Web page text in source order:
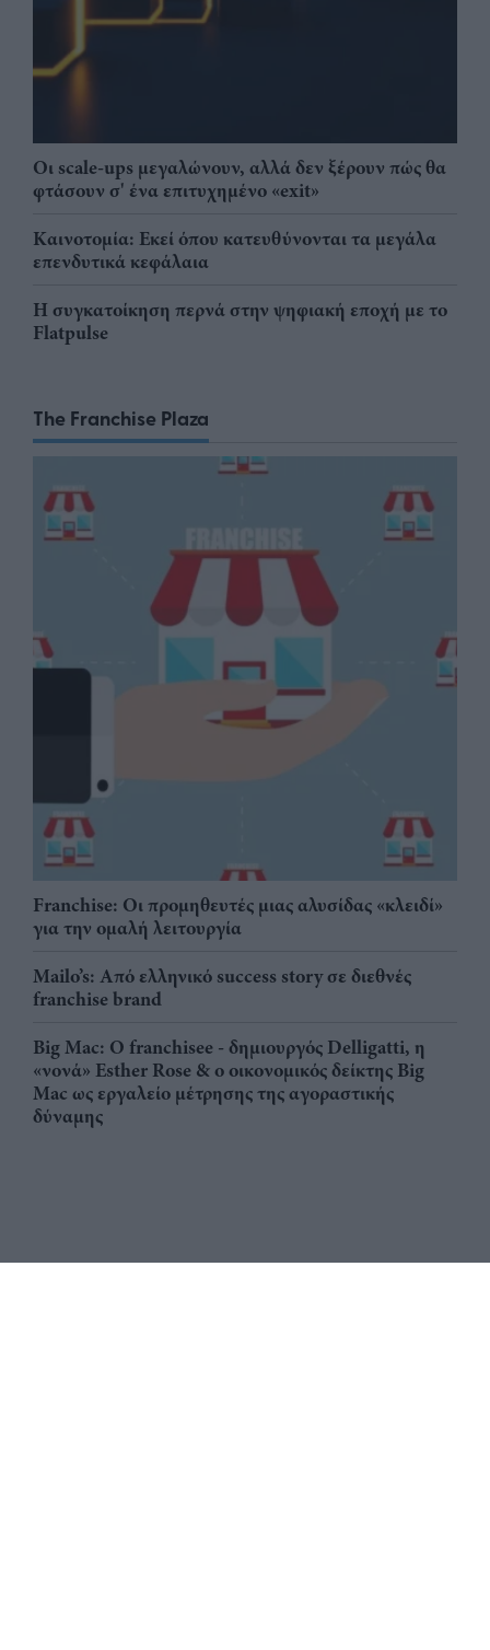
Οι scale-ups μεγαλώνουν, αλλά δεν ξέρουν πώς θα
φτάσουν σ' ένα επιτυχημένο «exit»
Καινοτομία: Εκεί όπου κατευθύνονται τα μεγάλα
επενδυτικά κεφάλαια
Η συγκατοίκηση περνά στην ψηφιακή εποχή με το
Flatpulse
The Franchise Plaza
Franchise: Οι προμηθευτές μιας αλυσίδας «κλειδί»
για την ομαλή λειτουργία
Mailo’s: Από ελληνικό success story σε διεθνές
franchise brand
Big Mac: Ο franchisee - δημιουργός Delligatti, η
«νονά» Esther Rose & ο οικονομικός δείκτης Big
Mac ως εργαλείο μέτρησης της αγοραστικής
δύναμης